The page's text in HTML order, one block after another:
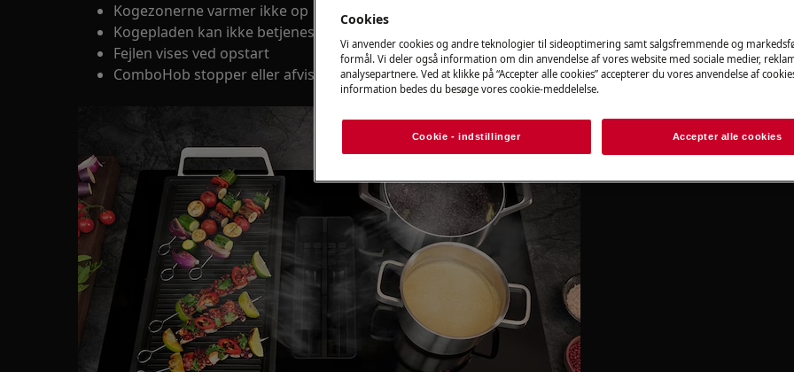
Kogezonerne varmer ikke op
Kogepladen kan ikke betjenes normalt
Fejlen vises ved opstart
ComboHob stopper eller afviser opvarmning
Cookies
Vi anvender cookies og andre teknologier til sideoptimering samt salgsfremmende og
formål. Vi deler også information om din anvendelse af vores website med sociale medier,
analysepartnere. Ved at klikke på “Accepter alle cookies” accepterer du vores anvendelse af
information bedes du besøge vores cookie-meddelelse.
Cookie - indstillinger Accepter alle cookies